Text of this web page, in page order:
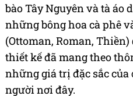
bào Tây Nguyên và tà áo
những bông hoa cà phê
(Ottoman, Roman,
thiết kế đã mang theo
những giá trị đặc sắc của
người nơi đây.